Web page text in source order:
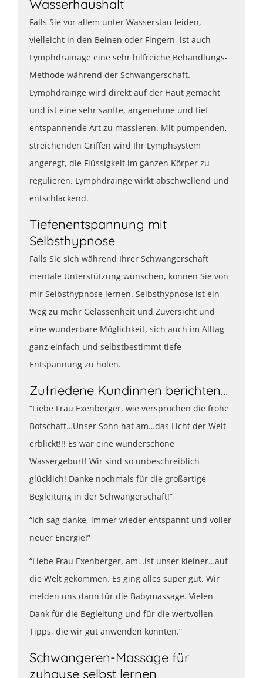
Wasserhaushalt
Falls Sie vor allem unter Wasserstau leiden,
vielleicht in den Beinen oder Fingern, ist auch
Lymphdrainage eine sehr hilfreiche Behandlungs-
Methode während der Schwangerschaft.
Lymphdrainge wird direkt auf der Haut gemacht
und ist eine sehr sanfte, angenehme und tief
entspannende Art zu massieren. Mit pumpenden,
streichenden Griffen wird Ihr Lymphsystem
angeregt, die Flüssigkeit im ganzen Körper zu
regulieren. Lymphdrainge wirkt abschwellend und
entschlackend.
Tiefenentspannung mit
Selbsthypnose
Falls Sie sich während Ihrer Schwangerschaft
mentale Unterstützung wünschen, können Sie von
mir Selbsthypnose lernen. Selbsthypnose ist ein
Weg zu mehr Gelassenheit und Zuversicht und
eine wunderbare Möglichkeit, sich auch im Alltag
ganz einfach und selbstbestimmt tiefe
Entspannung zu holen.
Zufriedene Kundinnen berichten…
“Liebe Frau Exenberger, wie versprochen die frohe
Botschaft…Unser Sohn hat am…das Licht der Welt
erblickt!!! Es war eine wunderschöne
Wassergeburt! Wir sind so unbeschreiblich
glücklich! Danke nochmals für die großartige
Begleitung in der Schwangerschaft!”
“Ich sag danke, immer wieder entspannt und voller
neuer Energie!”
“Liebe Frau Exenberger, am…ist unser kleiner…auf
die Welt gekommen. Es ging alles super gut. Wir
melden uns dann für die Babymassage. Vielen
Dank für die Begleitung und für die wertvollen
Tipps, die wir gut anwenden konnten.”
Schwangeren-Massage für
zuhause selbst lernen